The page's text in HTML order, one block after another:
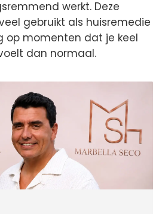
werkt. Deze
gebruikt als huisremedie
op momenten dat je keel
dan normaal.